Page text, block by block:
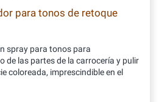
para tonos de retoque
spray para tonos para
de las partes de la carrocería y pulir
coloreada, imprescindible en el